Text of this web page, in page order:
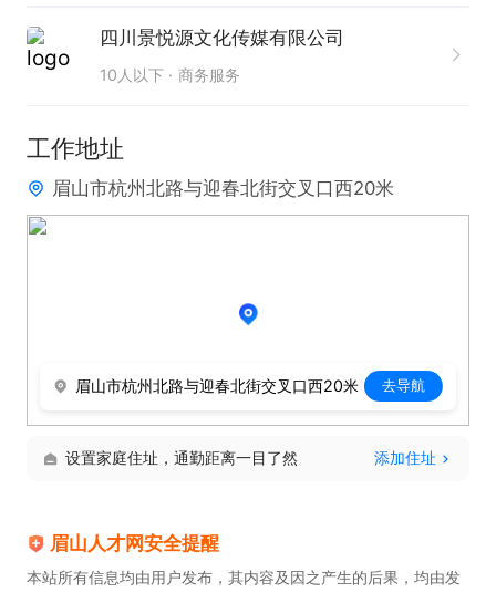
2。熟悉娱乐行业招聘特点，掌握主播候选人画像，
能够精准匹配岗位需求。
标感。4。熟练使用各类招聘平台及办公软件。
福利待遇
1。底薪2500元+招聘提成+流水提成+全勤奖，综合
3。清晰的职业发展路径，完善的岗前培训与在职提
5。招3人，招满即止！
四川景悦源文化传媒有限公司
10人以下 商务服务
工作地址
眉山市杭州北路与迎春北街交叉口西20米
眉山市杭州北路与迎春北街交叉口西20米 去导航
设置家庭住址，通勤距离一目了然 添加住址
眉山人才网安全提醒
本站所有信息均由用户发布，其内容及因之产生的后果，均由发